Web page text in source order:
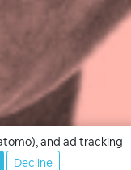
and ad tracking
Decline